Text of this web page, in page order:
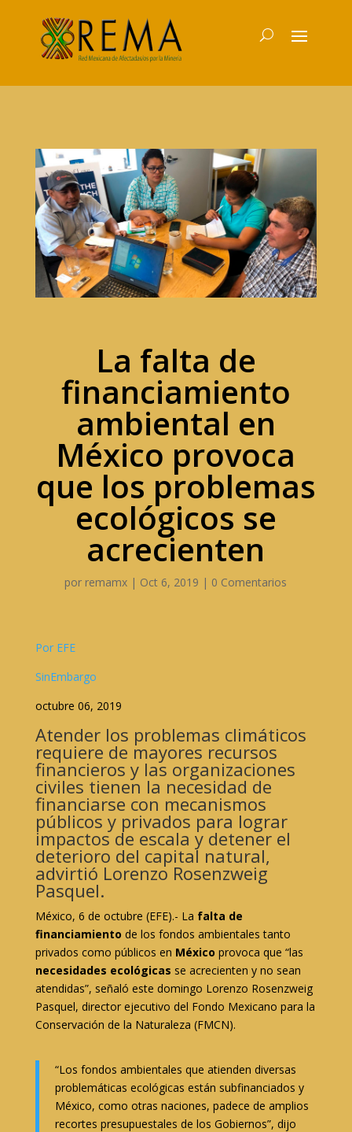
La falta de
financiamiento
ambiental en
México provoca
que los problemas
ecológicos se
acrecienten
por remamx | Oct 6, 2019 | 0 Comentarios
Por EFE
SinEmbargo
octubre 06, 2019
Atender los problemas climáticos
requiere de mayores recursos
financieros y las organizaciones
civiles tienen la necesidad de
financiarse con mecanismos
públicos y privados para lograr
impactos de escala y detener el
deterioro del capital natural,
advirtió Lorenzo Rosenzweig
Pasquel.
México, 6 de octubre (EFE).- La falta de
financiamiento de los fondos ambientales tanto
privados como públicos en México provoca que “las
necesidades ecológicas se acrecienten y no sean
atendidas”, señaló este domingo Lorenzo Rosenzweig
Pasquel, director ejecutivo del Fondo Mexicano para la
Conservación de la Naturaleza (FMCN).
“Los fondos ambientales que atienden diversas
problemáticas ecológicas están subfinanciados y
México, como otras naciones, padece de amplios
recortes presupuestales de los Gobiernos”, dijo